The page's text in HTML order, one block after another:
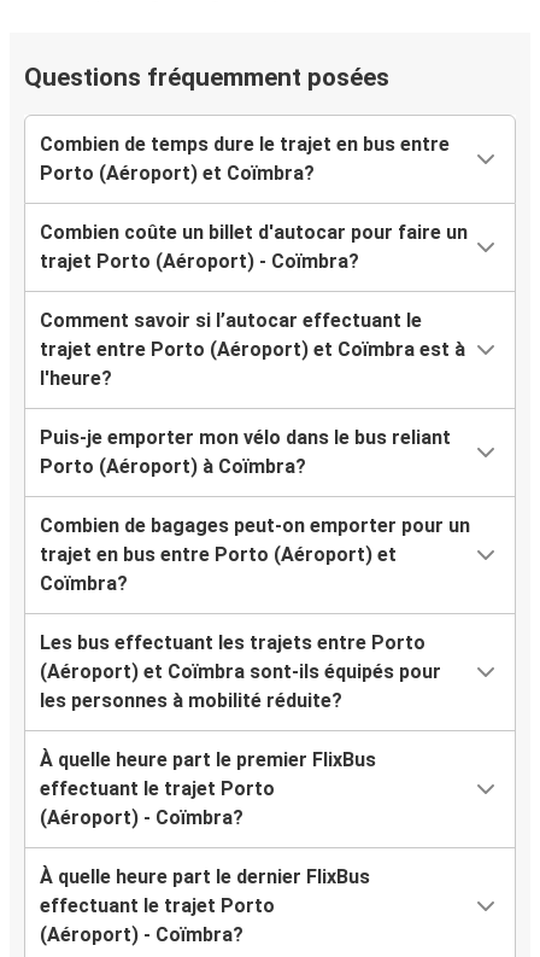
Questions fréquemment posées
Combien de temps dure le trajet en bus entre
Porto (Aéroport) et Coïmbra?
Combien coûte un billet d'autocar pour faire un
trajet Porto (Aéroport) - Coïmbra?
Comment savoir si l’autocar effectuant le
trajet entre Porto (Aéroport) et Coïmbra est à
l'heure?
Puis-je emporter mon vélo dans le bus reliant
Porto (Aéroport) à Coïmbra?
Combien de bagages peut-on emporter pour un
trajet en bus entre Porto (Aéroport) et
Coïmbra?
Les bus effectuant les trajets entre Porto
(Aéroport) et Coïmbra sont-ils équipés pour
les personnes à mobilité réduite?
À quelle heure part le premier FlixBus
effectuant le trajet Porto
(Aéroport) - Coïmbra?
À quelle heure part le dernier FlixBus
effectuant le trajet Porto
(Aéroport) - Coïmbra?